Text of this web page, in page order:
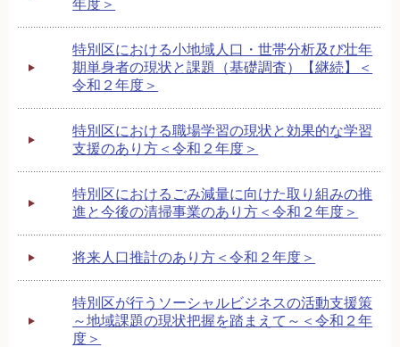
年度＞
特別区における小地域人口・世帯分析及び壮年
期単身者の現状と課題（基礎調査）【継続】＜
令和２年度＞
特別区における職場学習の現状と効果的な学習
支援のあり方＜令和２年度＞
特別区におけるごみ減量に向けた取り組みの推
進と今後の清掃事業のあり方＜令和２年度＞
将来人口推計のあり方＜令和２年度＞
特別区が行うソーシャルビジネスの活動支援策
～地域課題の現状把握を踏まえて～＜令和２年
度＞